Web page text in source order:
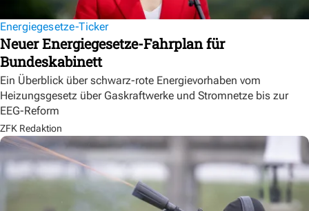
Energiegesetze-Ticker
Neuer Energiegesetze-Fahrplan für
Bundeskabinett
Ein Überblick über schwarz-rote Energievorhaben vom
Heizungsgesetz über Gaskraftwerke und Stromnetze bis zur
EEG-Reform
ZFK Redaktion